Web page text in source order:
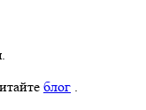
блог .